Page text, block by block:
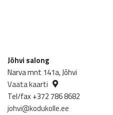
Jõhvi salong
Narva mnt 141a, Jõhvi
Vaata kaarti
Tel/fax +372 786 8682
johvi@kodukolle.ee